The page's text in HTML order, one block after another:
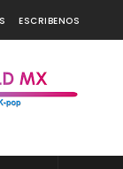
ESCRIBENOS